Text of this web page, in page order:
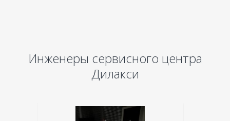
Инженеры сервисного центра
Дилакси